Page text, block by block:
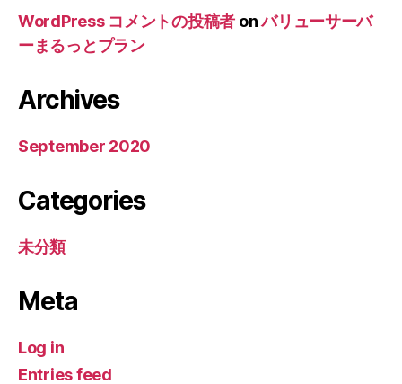
WordPress コメントの投稿者 onバリューサーバ
ーまるっとプラン
Archives
September 2020
Categories
未分類
Meta
Log in
Entries feed